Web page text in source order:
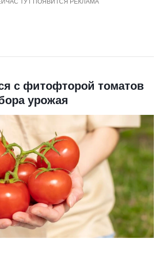
с фитофторой томатов
урожая